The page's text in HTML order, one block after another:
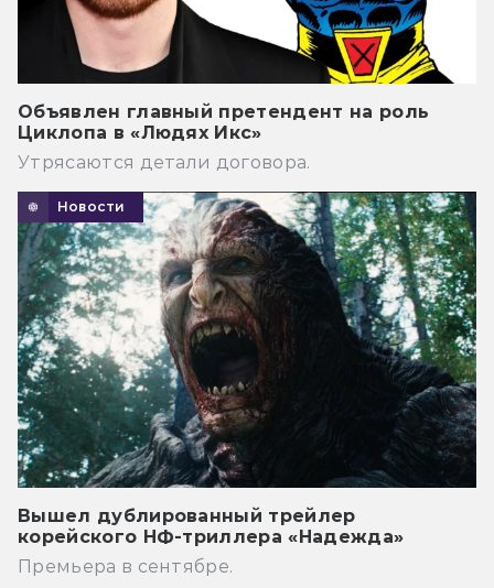
Объявлен главный претендент на роль
Циклопа в «Людях Икс»
Утрясаются детали договора.
Новости
Вышел дублированный трейлер
корейского НФ-триллера «Надежда»
Премьера в сентябре.